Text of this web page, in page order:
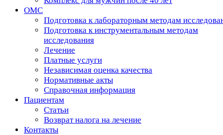
ОМС
Подготовка к лабораторным методам
Подготовка к инструментальным методам
исследования
Лечение
Платные услуги
Независимая оценка качества
Нормативные акты
Справочная информация
Пациентам
Статьи
Возврат налога на лечение
Контакты